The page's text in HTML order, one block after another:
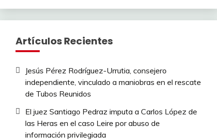
Artículos Recientes
Jesús Pérez Rodríguez-Urrutia, consejero
independiente, vinculado a maniobras en el rescate
de Tubos Reunidos
El juez Santiago Pedraz imputa a Carlos López de
las Heras en el caso Leire por abuso de
información privilegiada